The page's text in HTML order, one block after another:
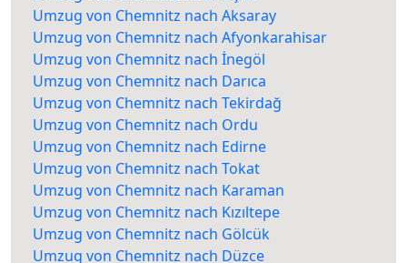
Umzug von Chemnitz nach Aksaray
Umzug von Chemnitz nach Afyonkarahisar
Umzug von Chemnitz nach İnegöl
Umzug von Chemnitz nach Darıca
Umzug von Chemnitz nach Tekirdağ
Umzug von Chemnitz nach Ordu
Umzug von Chemnitz nach Edirne
Umzug von Chemnitz nach Tokat
Umzug von Chemnitz nach Karaman
Umzug von Chemnitz nach Kızıltepe
Umzug von Chemnitz nach Gölcük
Umzug von Chemnitz nach Düzce